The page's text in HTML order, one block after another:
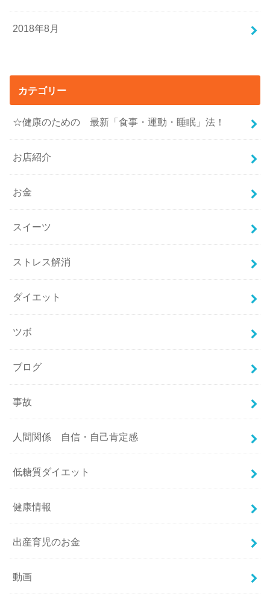
2018年8月
カテゴリー
☆健康のための 最新「食事・運動・睡眠」法！
お店紹介
お金
スイーツ
ストレス解消
ダイエット
ツボ
ブログ
事故
人間関係 自信・自己肯定感
低糖質ダイエット
健康情報
出産育児のお金
動画